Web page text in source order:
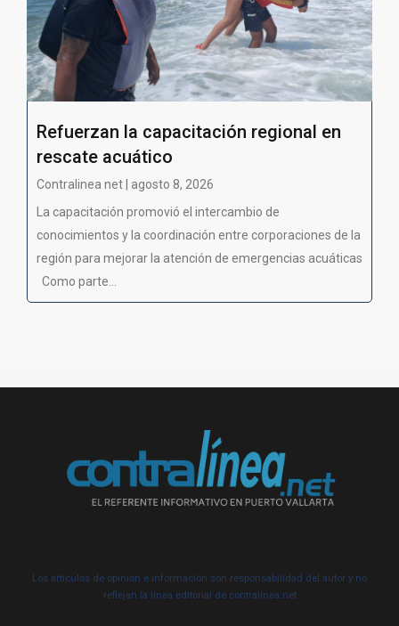
Refuerzan la capacitación regional en
rescate acuático
Contralinea net | agosto 8, 2026
La capacitación promovió el intercambio de
conocimientos y la coordinación entre corporaciones de la
región para mejorar la atención de emergencias acuáticas
Como parte...
Los artículos de opinión e información son responsabilidad del autor y no
reflejan la línea editorial de contralínea.net